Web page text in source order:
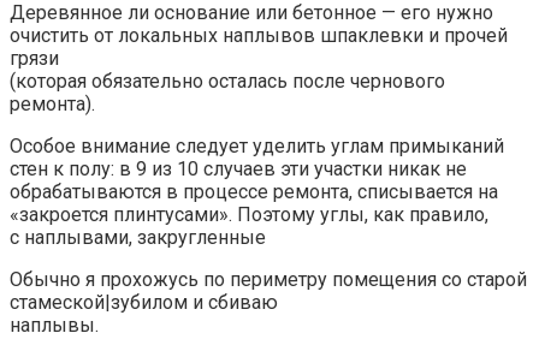
Деревянное ли основание или бетонное — его нужно
очистить от локальных наплывов шпаклевки и прочей
грязи
(которая обязательно осталась после чернового
ремонта).
Особое внимание следует уделить углам примыканий
стен к полу: в 9 из 10 случаев эти участки никак не
обрабатываются в процессе ремонта, списывается на
«закроется плинтусами». Поэтому углы, как правило,
с наплывами, закругленные
Обычно я прохожусь по периметру помещения со старой
стамеской|зубилом и сбиваю
наплывы.